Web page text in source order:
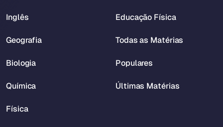
Inglês
Geografia
Biologia
Química
Física
Educação Física
Todas as Matérias
Populares
Últimas Matérias